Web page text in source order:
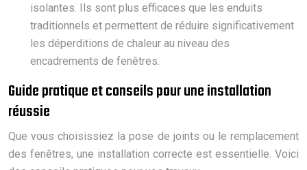
isolantes. Ils sont plus efficaces que les enduits
traditionnels et permettent de réduire significativement
les déperditions de chaleur au niveau des
encadrements de fenêtres.
Guide pratique et conseils pour une installation
réussie
Que vous choisissiez la pose de joints ou le remplacement
des fenêtres, une installation correcte est essentielle. Voici